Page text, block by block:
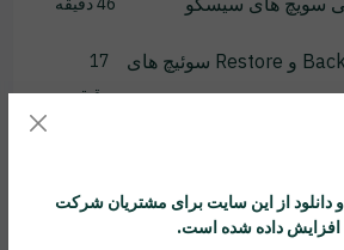
روش های Backup و Restore سوئیچ های
17
دقیقه
24 دقیقه
از این سایت برای مشتریان شرکت
داده شده است.